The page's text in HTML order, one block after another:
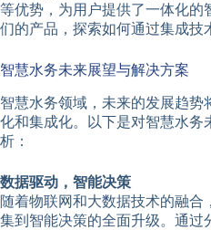
等优势，为用户提供了一体化的
们的产品，探索如何通过集成技
智慧水务未来展望与解决方案
智慧水务领域，未来的发展趋势
化和集成化。以下是对智慧水务
析：
数据驱动，智能决策
随着物联网和大数据技术的融
集到智能决策的全面升级。通过